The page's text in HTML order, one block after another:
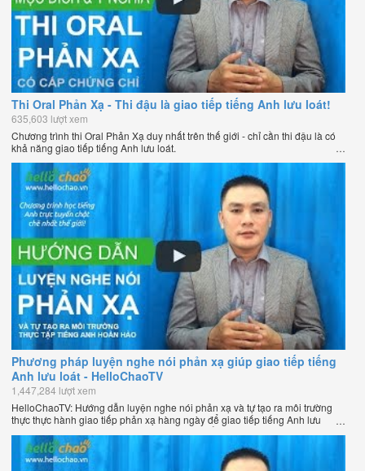
Thi Oral Phản Xạ - Thi đậu là giao tiếp tiếng Anh lưu loát!
635,603 lượt xem
Chương trình thi Oral Phản Xạ duy nhất trên thế giới - chỉ cần thi đậu là có
khả năng giao tiếp tiếng Anh lưu loát.
Phương pháp luyện nghe nói phản xạ giúp giao tiếp tiếng
Anh lưu loát - HelloChaoTV
1,447,284 lượt xem
HelloChaoTV: Hướng dẫn luyện nghe nói phản xạ và tự tạo ra môi trường
thực thực hành giao tiếp phản xạ hàng ngày để giao tiếp tiếng Anh lưu
loát như người bản xứ của thầy Phạm Việt Thắng - đồng sáng lập
HelloChao.vn - Chương trình dạy tiếng Anh trực tuyến chặt chẽ nhất thế
giới.